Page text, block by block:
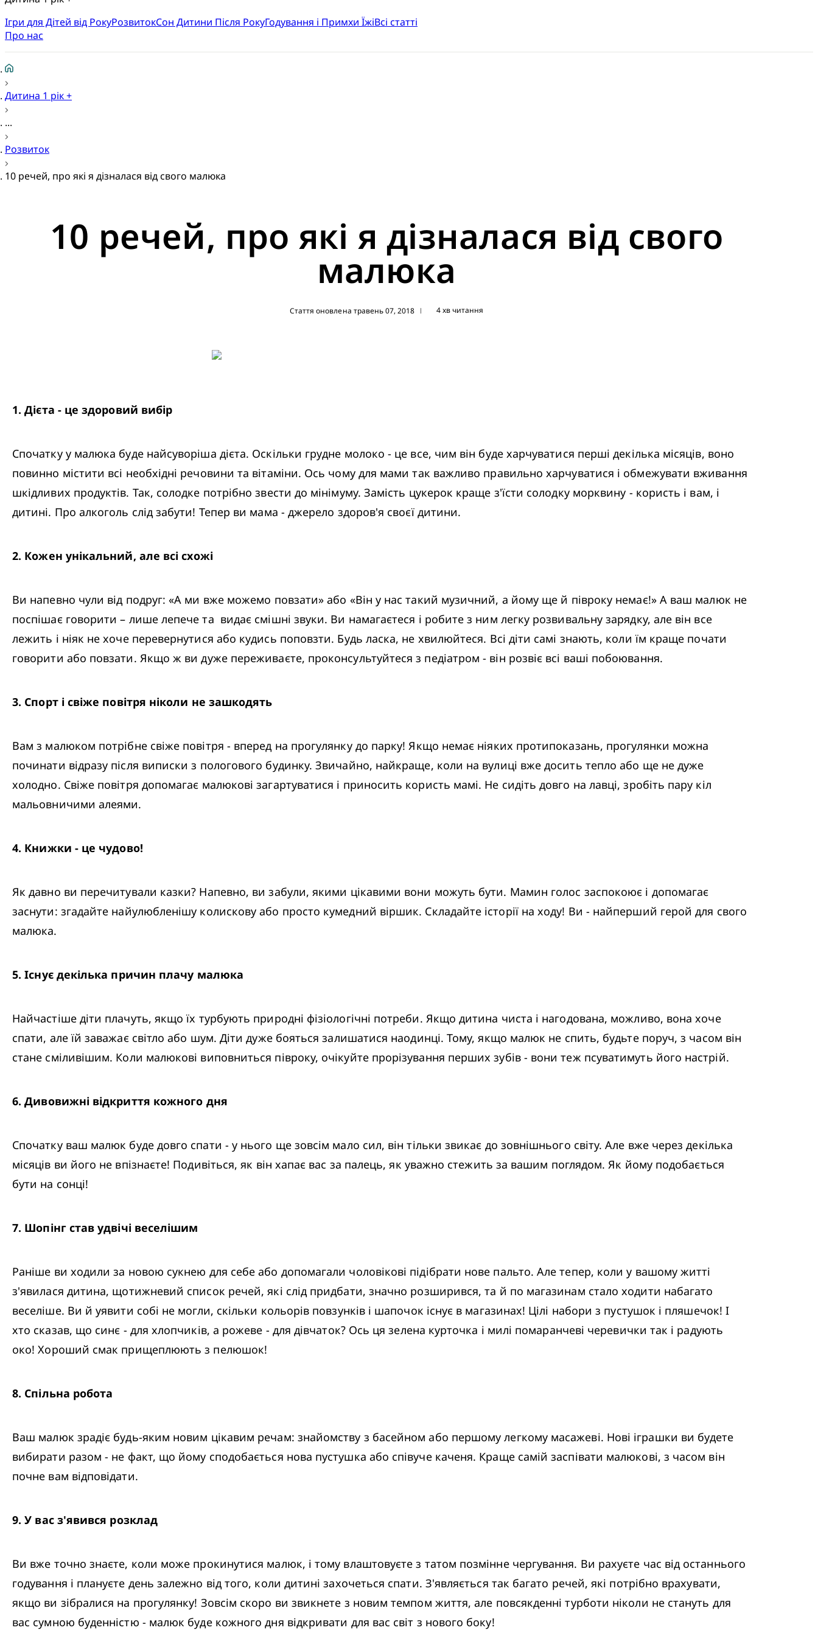
Ігри для Дітей від РокуРозвитокCон Дитини Після РокуГодування і Примхи ЇжіВсі статті
Про нас
Дитина 1 рік +
...
Розвиток
10 речей, про які я дізналася від свого малюка
10 речей, про які я дізналася від свого
малюка
Стаття оновлена травень 07, 2018 | 4 хв читання
1. Дієта - це здоровий вибір
Спочатку у малюка буде найсуворіша дієта. Оскільки грудне молоко - це все, чим він буде харчуватися перші декілька місяців, воно
повинно містити всі необхідні речовини та вітаміни. Ось чому для мами так важливо правильно харчуватися і обмежувати вживання
шкідливих продуктів. Так, солодке потрібно звести до мінімуму. Замість цукерок краще з'їсти солодку морквину - користь і вам, і
дитині. Про алкоголь слід забути! Тепер ви мама - джерело здоров'я своєї дитини.
2. Кожен унікальний, але всі схожі
Ви напевно чули від подруг: «А ми вже можемо повзати» або «Він у нас такий музичний, а йому ще й півроку немає!» А ваш малюк не
поспішає говорити – лише лепече та  видає смішні звуки. Ви намагаєтеся і робите з ним легку розвивальну зарядку, але він все
лежить і ніяк не хоче перевернутися або кудись поповзти. Будь ласка, не хвилюйтеся. Всі діти самі знають, коли їм краще почати
говорити або повзати. Якщо ж ви дуже переживаєте, проконсультуйтеся з педіатром - він розвіє всі ваші побоювання.
3. Спорт і свіже повітря ніколи не зашкодять
Вам з малюком потрібне свіже повітря - вперед на прогулянку до парку! Якщо немає ніяких протипоказань, прогулянки можна
починати відразу після виписки з пологового будинку. Звичайно, найкраще, коли на вулиці вже досить тепло або ще не дуже
холодно. Свіже повітря допомагає малюкові загартуватися і приносить користь мамі. Не сидіть довго на лавці, зробіть пару кіл
мальовничими алеями.
4. Книжки - це чудово!
Як давно ви перечитували казки? Напевно, ви забули, якими цікавими вони можуть бути. Мамин голос заспокоює і допомагає
заснути: згадайте найулюбленішу колискову або просто кумедний віршик. Складайте історії на ходу! Ви - найперший герой для свого
малюка.
5. Існує декілька причин плачу малюка
Найчастіше діти плачуть, якщо їх турбують природні фізіологічні потреби. Якщо дитина чиста і нагодована, можливо, вона хоче
спати, але їй заважає світло або шум. Діти дуже бояться залишатися наодинці. Тому, якщо малюк не спить, будьте поруч, з часом він
стане сміливішим. Коли малюкові виповниться півроку, очікуйте прорізування перших зубів - вони теж псуватимуть його настрій.
6. Дивовижні відкриття кожного дня
Спочатку ваш малюк буде довго спати - у нього ще зовсім мало сил, він тільки звикає до зовнішнього світу. Але вже через декілька
місяців ви його не впізнаєте! Подивіться, як він хапає вас за палець, як уважно стежить за вашим поглядом. Як йому подобається
бути на сонці!
7. Шопінг став удвічі веселішим
Раніше ви ходили за новою сукнею для себе або допомагали чоловікові підібрати нове пальто. Але тепер, коли у вашому житті
з'явилася дитина, щотижневий список речей, які слід придбати, значно розширився, та й по магазинам стало ходити набагато
веселіше. Ви й уявити собі не могли, скільки кольорів повзунків і шапочок існує в магазинах! Цілі набори з пустушок і пляшечок! І
хто сказав, що синє - для хлопчиків, а рожеве - для дівчаток? Ось ця зелена курточка і милі помаранчеві черевички так і радують
око! Хороший смак прищеплюють з пелюшок!
8. Спільна робота
Ваш малюк зрадіє будь-яким новим цікавим речам: знайомству з басейном або першому легкому масажеві. Нові іграшки ви будете
вибирати разом - не факт, що йому сподобається нова пустушка або співуче каченя. Краще самій заспівати малюкові, з часом він
почне вам відповідати.
9. У вас з'явився розклад
Ви вже точно знаєте, коли може прокинутися малюк, і тому влаштовуєте з татом позмінне чергування. Ви рахуєте час від останнього
годування і плануєте день залежно від того, коли дитині захочеться спати. З'являється так багато речей, які потрібно врахувати,
якщо ви зібралися на прогулянку! Зовсім скоро ви звикнете з новим темпом життя, але повсякденні турботи ніколи не стануть для
вас сумною буденністю - малюк буде кожного дня відкривати для вас світ з нового боку!